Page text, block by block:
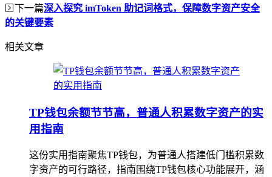
下一篇深入探究 imToken 助记词格式，保障数字资产安全
的关键要素
相关文章
TP钱包余额节节高，普通人积累数字资产的实
用指南
这份实用指南聚焦TP钱包，为普通人搭建低门槛积累数
字资产的可行路径，指南围绕TP钱包核心功能展开，涵